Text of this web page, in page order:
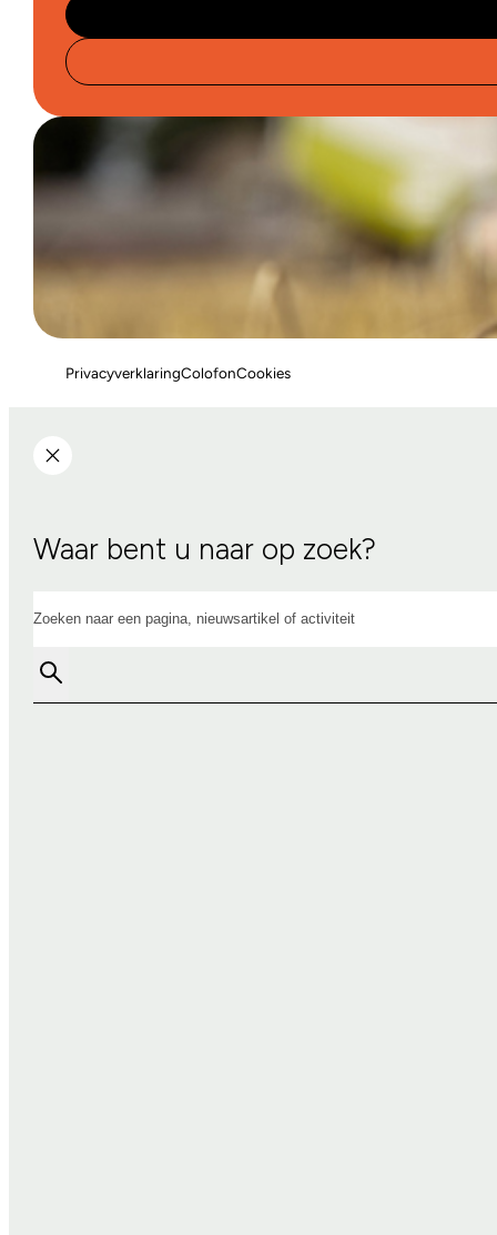
PrivacyverklaringColofonCookies
Waar bent u naar op zoek?